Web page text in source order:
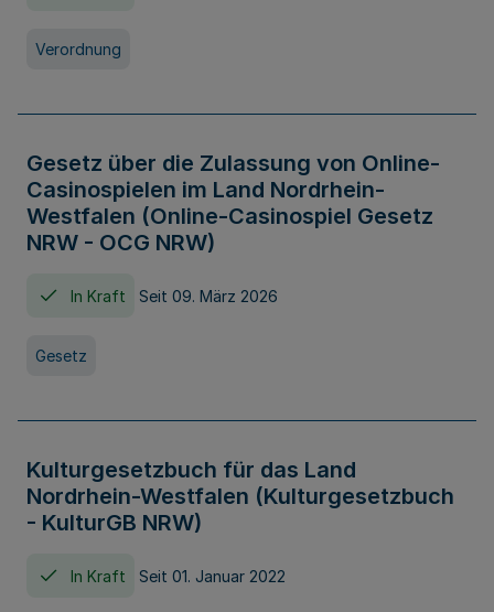
Verordnung
Gesetz über die Zulassung von Online-
Casinospielen im Land Nordrhein-
Westfalen (Online-Casinospiel Gesetz
NRW - OCG NRW)
In Kraft Seit 09. März 2026
Gesetz
Kulturgesetzbuch für das Land
Nordrhein-Westfalen (Kulturgesetzbuch
- KulturGB NRW)
In Kraft Seit 01. Januar 2022